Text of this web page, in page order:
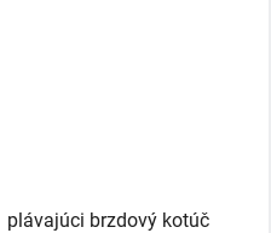
plávajúci brzdový kotúč